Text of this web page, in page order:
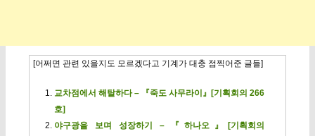
[어쩌면 관련 있을지도 모르겠다고 기계가 대충 점찍어준 글들]
교차점에서 해탈하다 – 『죽도 사무라이』[기획회의 266
호]
야구광을 보며 성장하기 – 『하나오』[기획회의